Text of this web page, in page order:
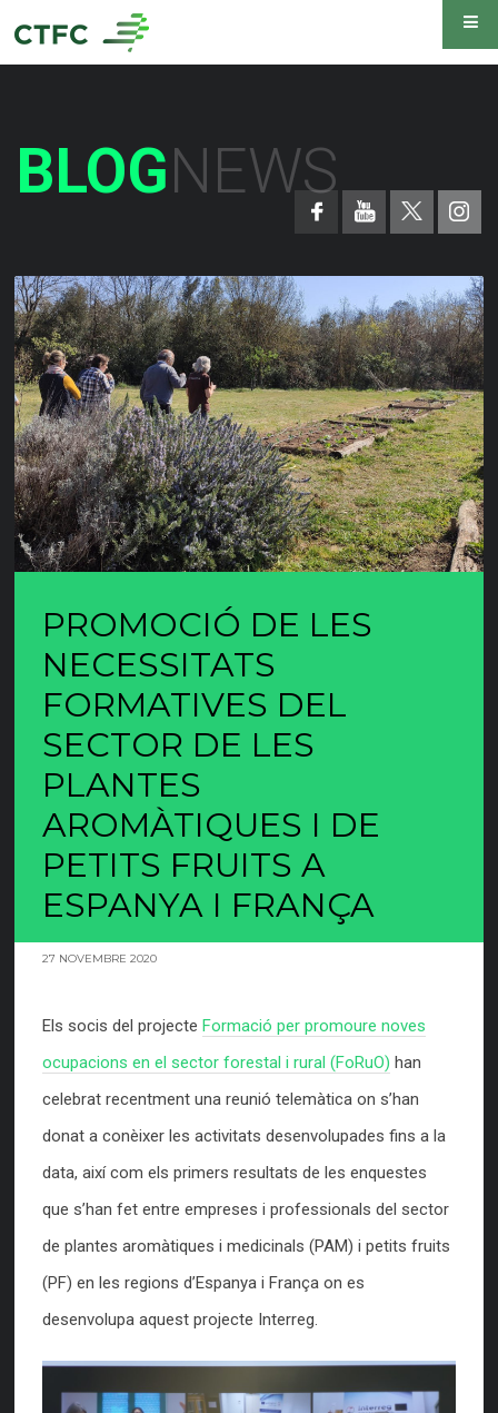
BLOGNEWS
PROMOCIÓ DE LES
NECESSITATS
FORMATIVES DEL
SECTOR DE LES
PLANTES
AROMÀTIQUES I DE
PETITS FRUITS A
ESPANYA I FRANÇA
27 NOVEMBRE 2020
Els socis del projecte Formació per promoure noves
ocupacions en el sector forestal i rural (FoRuO) han
celebrat recentment una reunió telemàtica on s’han
donat a conèixer les activitats desenvolupades fins a la
data, així com els primers resultats de les enquestes
que s’han fet entre empreses i professionals del sector
de plantes aromàtiques i medicinals (PAM) i petits fruits
(PF) en les regions d’Espanya i França on es
desenvolupa aquest projecte Interreg.